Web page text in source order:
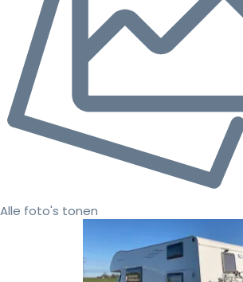
Alle foto's tonen